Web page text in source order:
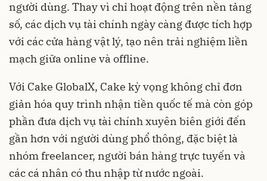
người dùng. Thay vì chỉ hoạt động trên nền tảng
số, các dịch vụ tài chính ngày càng được tích hợp
với các cửa hàng vật lý, tạo nên trải nghiệm liền
mạch giữa online và offline.
Với Cake GlobalX, Cake kỳ vọng không chỉ đơn
giản hóa quy trình nhận tiền quốc tế mà còn góp
phần đưa dịch vụ tài chính xuyên biên giới đến
gần hơn với người dùng phổ thông, đặc biệt là
nhóm freelancer, người bán hàng trực tuyến và
các cá nhân có thu nhập từ nước ngoài.